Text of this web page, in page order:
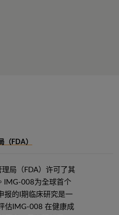
（FDA）
局（FDA）许可了其
IMG-008为全球首个
报的I期临床研究是一
估IMG-008 在健康成